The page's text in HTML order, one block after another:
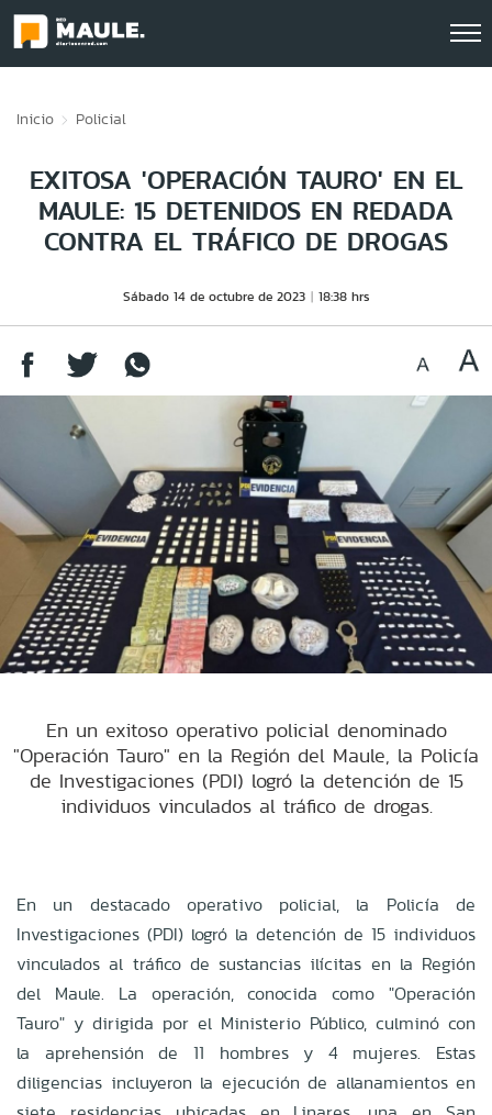
Inicio Policial
EXITOSA 'OPERACIÓN TAURO' EN EL
MAULE: 15 DETENIDOS EN REDADA
CONTRA EL TRÁFICO DE DROGAS
Sábado 14 de octubre de 2023 18:38 hrs
En un exitoso operativo policial denominado
"Operación Tauro" en la Región del Maule, la Policía
de Investigaciones (PDI) logró la detención de 15
individuos vinculados al tráfico de drogas.
En un destacado operativo policial, la Policía de
Investigaciones (PDI) logró la detención de 15 individuos
vinculados al tráfico de sustancias ilícitas en la Región
del Maule. La operación, conocida como "Operación
Tauro" y dirigida por el Ministerio Público, culminó con
la aprehensión de 11 hombres y 4 mujeres. Estas
diligencias incluyeron la ejecución de allanamientos en